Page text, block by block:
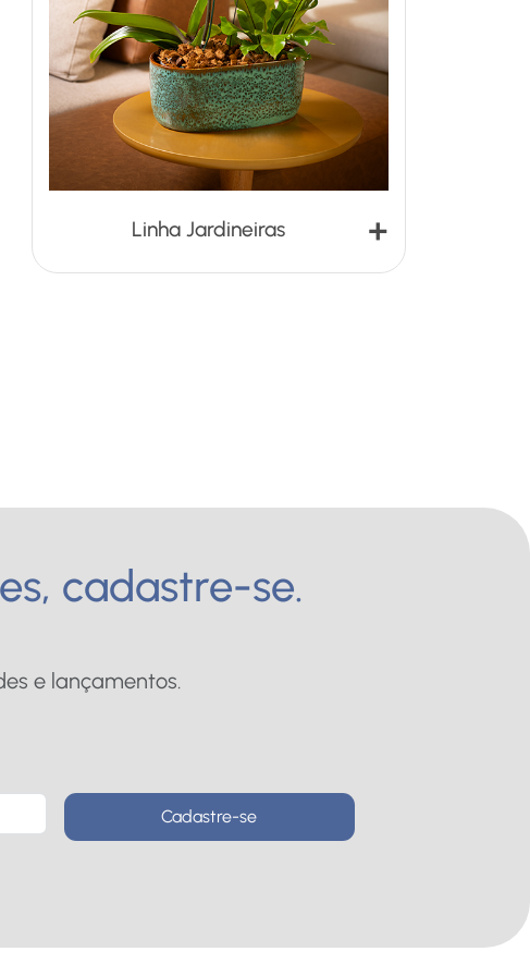
Linha Jardineiras +
cadastre-se.
e lançamentos.
Cadastre-se